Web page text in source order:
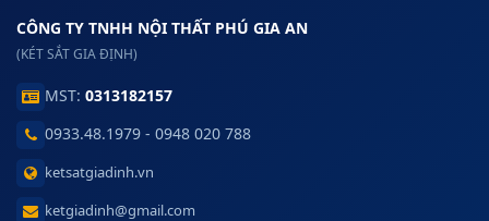
CÔNG TY TNHH NỘI THẤT PHÚ GIA AN
(KÉT SẮT GIA ĐỊNH)
MST: 0313182157
0933.48.1979 - 0948 020 788
ketsatgiadinh.vn
ketgiadinh@gmail.com